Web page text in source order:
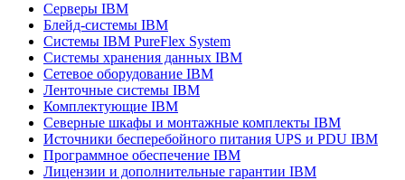
Серверы IBM
Блейд-системы IBM
Системы IBM PureFlex System
Системы хранения данных IBM
Сетевое оборудование IBM
Ленточные системы IBM
Комплектующие IBM
Северные шкафы и монтажные комплекты IBM
Источники бесперебойного питания UPS и PDU IBM
Программное обеспечение IBM
Лицензии и дополнительные гарантии IBM